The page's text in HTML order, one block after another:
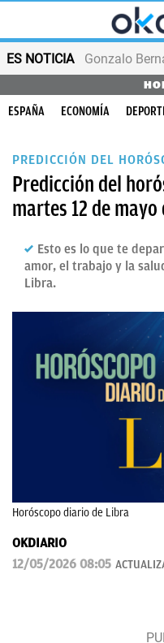
ES NOTICIA Gonzalo
ESPAÑA ECONOMÍA
PREDICCIÓN DEL
Predicción del
martes 12 de mayo
Esto es lo que te
amor, el trabajo y la
Libra.
Horóscopo diario de Libra
OKDIARIO
12/05/2026 08:05